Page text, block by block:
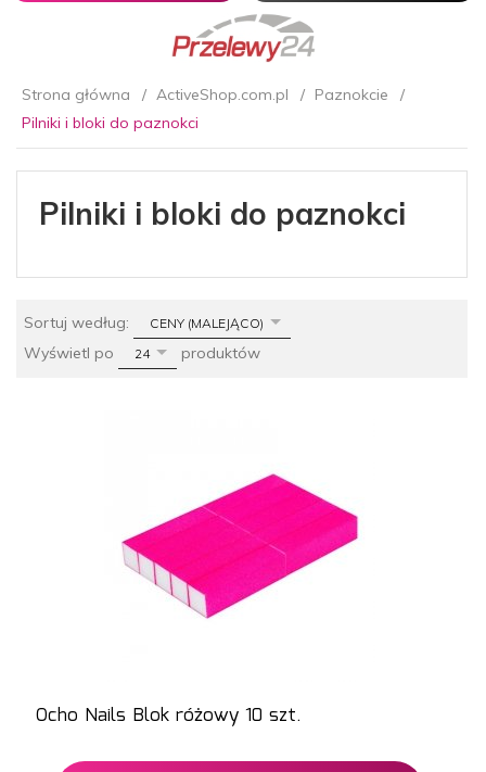
Strona główna ActiveShop.com.pl
Paznokcie
Pilniki i bloki do paznokci
Pilniki i bloki do paznokci
Sortuj według: sortCENY (MALEJĄCO)
Wyświetl po pop
24 produktów
Ocho Nails Blok różowy 10 szt.